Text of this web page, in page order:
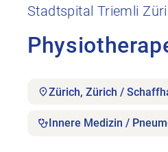
Stadtspital Triemli
Zürich, Zürich /
Innere Medizin /